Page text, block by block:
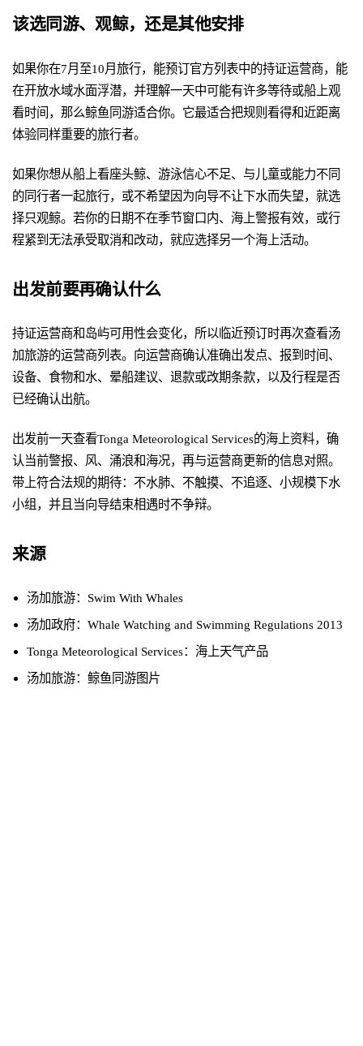
该选同游、观鲸，还是其他安排
如果你在7月至10月旅行，能预订官方列表中的持证运营商，能
在开放水域水面浮潜，并理解一天中可能有许多等待或船上观
看时间，那么鲸鱼同游适合你。它最适合把规则看得和近距离
体验同样重要的旅行者。
如果你想从船上看座头鲸、游泳信心不足、与儿童或能力不同
的同行者一起旅行，或不希望因为向导不让下水而失望，就选
择只观鲸。若你的日期不在季节窗口内、海上警报有效，或行
程紧到无法承受取消和改动，就应选择另一个海上活动。
出发前要再确认什么
持证运营商和岛屿可用性会变化，所以临近预订时再次查看汤
加旅游的运营商列表。向运营商确认准确出发点、报到时间、
设备、食物和水、晕船建议、退款或改期条款，以及行程是否
已经确认出航。
出发前一天查看Tonga Meteorological Services的海上资料，确
认当前警报、风、涌浪和海况，再与运营商更新的信息对照。
带上符合法规的期待：不水肺、不触摸、不追逐、小规模下水
小组，并且当向导结束相遇时不争辩。
来源
汤加旅游：Swim With Whales
汤加政府：Whale Watching and Swimming Regulations 2013
Tonga Meteorological Services：海上天气产品
汤加旅游：鲸鱼同游图片